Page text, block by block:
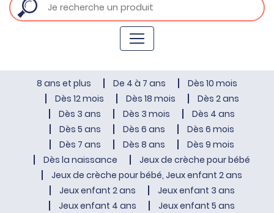
8 ans et plus De 4 à 7 ans
Dès 10 mois
Dès 12 mois
Dès 18 mois
Dès 2 ans
Dès 3 ans
Dès 3 mois
Dès 4 ans
Dès 5 ans
Dès 6 ans
Dès 6 mois
Dès 7 ans
Dès 8 ans
Dès 9 mois
Dès la naissance
Jeux de crèche pour bébé
Jeux de crèche pour bébé, Jeux enfant 2 ans
Jeux enfant 2 ans
Jeux enfant 3 ans
Jeux enfant 4 ans
Jeux enfant 5 ans